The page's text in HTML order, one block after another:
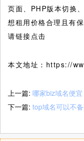
页面、PHP版本切换
想租用价格合理且有
请链接点击
本文地址：https://
上一篇: 哪家biz域名便宜
下一篇: top域名可以不